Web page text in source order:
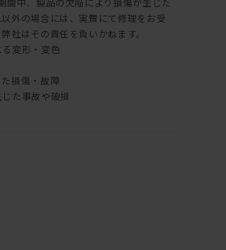
外の場合には、実費にて修理をお受
社はその責任を負いかねます。
変形・変色
損傷・故障
た事故や破損